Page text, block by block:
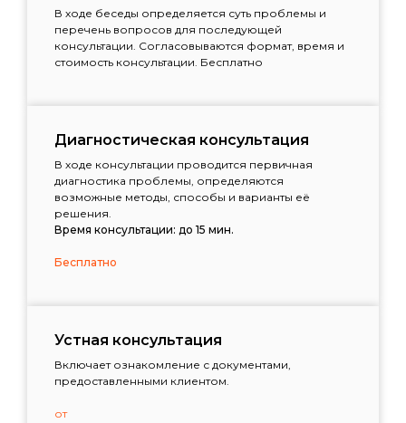
В ходе беседы определяется суть проблемы и
перечень вопросов для последующей
консультации. Согласовываются формат, время и
стоимость консультации. Бесплатно
Диагностическая консультация
В ходе консультации проводится первичная
диагностика проблемы, определяются
возможные методы, способы и варианты её
решения.
Время консультации: до 15 мин.
Бесплатно
Устная консультация
Включает ознакомление с документами,
предоставленными клиентом.
от